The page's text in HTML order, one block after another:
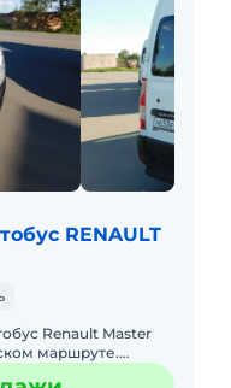
RENAULT
Renault Master
маршруте.
дилера. В